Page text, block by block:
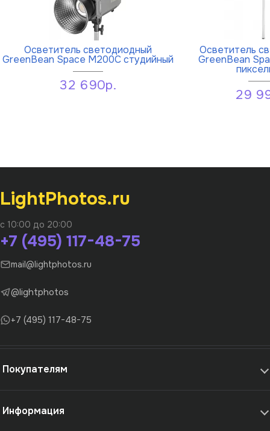
Осветитель cветодиодный
GreenBean Space M200C студийный
32 690р.
Осветитель
GreenBean
29
LightPhotos.ru
с 10:00 до 20:00
+7 (495) 117-48-75
mail@lightphotos.ru
@lightphotos
+7 (495) 117-48-75
Покупателям
Информация